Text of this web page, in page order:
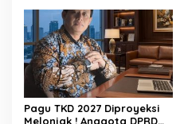
Kecamatan Kumpai Raya
Pagu TKD 2027 Diproyeksi
Melonjak ! Anggota DPRD